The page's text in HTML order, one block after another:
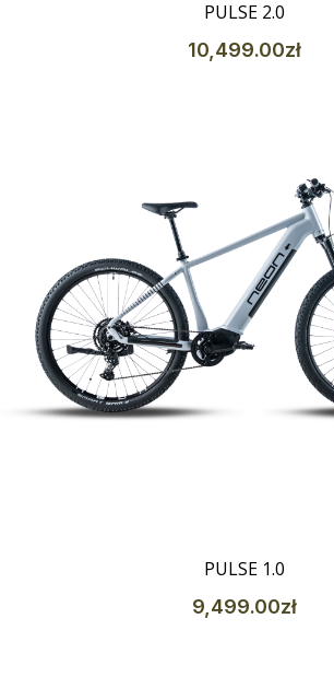
PULSE 2.0
10,499.00zł
PULSE 1.0
9,499.00zł